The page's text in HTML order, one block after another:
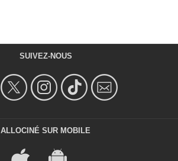
SUIVEZ-NOUS
ALLOCINÉ SUR MOBILE